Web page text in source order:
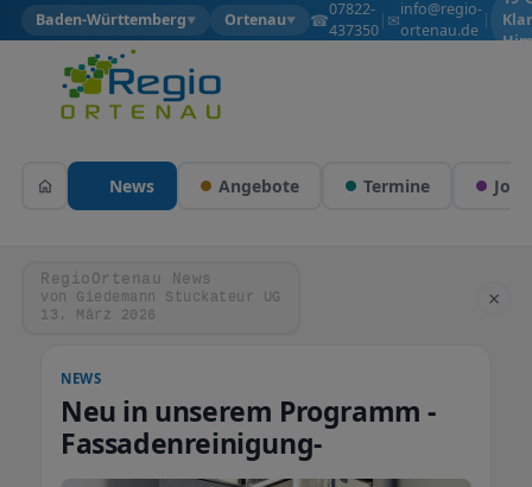
Baden-Württemberg▼ Ortenau▼ ☎07822-
437350
| ✉info@regio-
ortenau.de
|
News Angebote Termine Jobs
RegioOrtenau News
von Giedemann Stuckateur UG
13. März 2026
×
NEWS
Neu in unserem Programm -
Fassadenreinigung-